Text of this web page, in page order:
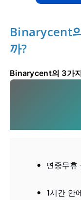
Binarycent
까?
Binarycent의 3가
연중무휴
1시간 안